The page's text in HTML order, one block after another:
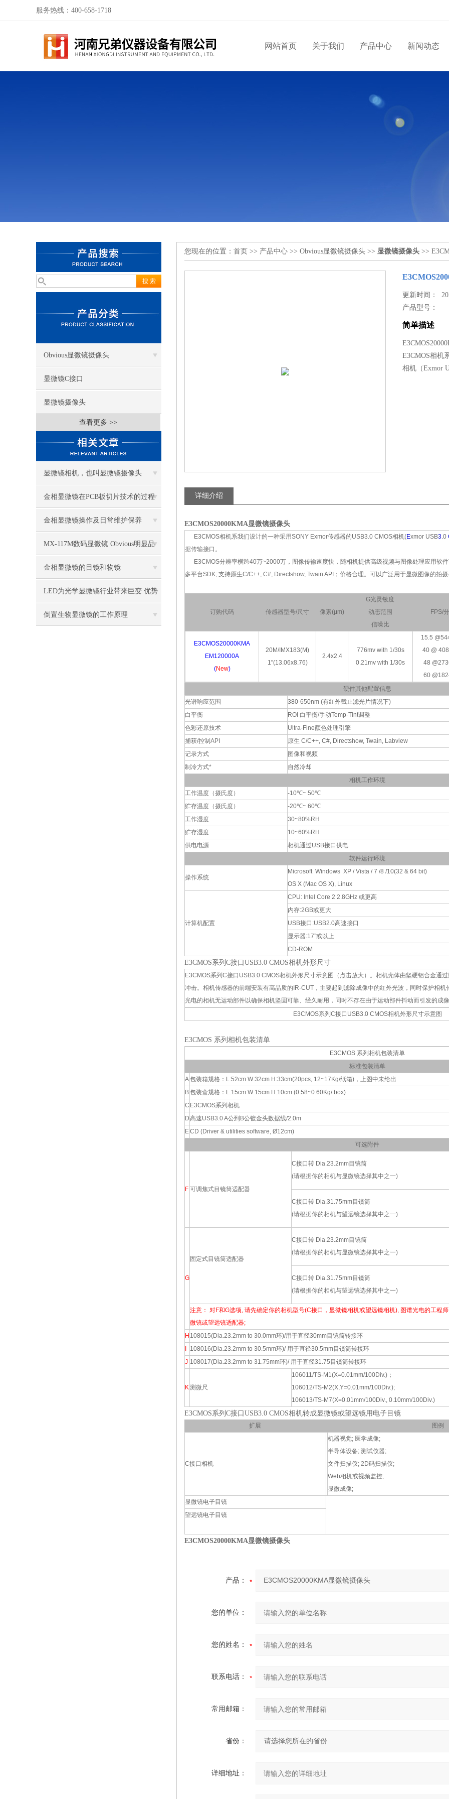
服务热线：400-658-1718
网站首页 关于我们 产品中心 新闻动态
Obvious显微镜摄像头
显微镜C接口
显微镜摄像头
查看更多 >>
显微镜相机，也叫显微镜摄像头
金相显微镜在PCB板切片技术的过程
控制中的作用
金相显微镜操作及日常维护保养
MX-117M数码显微镜 Obvious明显品
牌值得推荐
金相显微镜的目镜和物镜
LED为光学显微镜行业带来巨变 优势
比传统卤素更明显
倒置生物显微镜的工作原理
您现在的位置： 首页 >> 产品中心 >> Obvious显微镜摄像头 >> 显微镜摄像头 >>
更新时间：
产品型号：
简单描述
E3CMOS相机
相机（Exmor
详细介绍
E3CMOS20000KMA显微镜摄像头
E3CMOS相机系我们设计的一种采用SONY Exmor传感器的USB3.0 CMOS相机(Exmor USB3.0
据传输接口。
E3CMOS分辨率横跨40万~2000万，图像传输速度快，随相机提供高级视频与图像处理应用软
多平台SDK; 支持原生C/C++, C#, Directshow, Twain API；价格合理。可以广泛用于显微图像的拍摄
订购代码 传感器型号/尺寸 像素(μm)
G光灵敏度
动态范围
信噪比
FPS/
E3CMOS20000KMA
EM120000A
​(New)
20M/IMX183(M)
1"(13.06x8.76)
2.4x2.4
776mv with 1/30s
0.21mv with 1/30s
15.5
40 @
48
60
硬件其他配置信息
光谱响应范围
380-650nm (有红外截止滤光片情况下)
白平衡
ROI 白平衡/手动Temp-Tint调整
色彩还原技术
Ultra-Fine颜色处理引擎
捕获/控制API
原生 C/C++, C#, Directshow, Twain, Labview
记录方式
图像和视频
制冷方式*
自然冷却
相机工作环境
工作温度（摄氏度）
-10℃~ 50℃
贮存温度（摄氏度）
-20℃~ 60℃
工作湿度
30~80%RH
贮存湿度
10~60%RH
供电电源
相机通过USB接口供电
软件运行环境
操作系统
Microsoft Windows XP / Vista / 7 /8 /10(32 & 64 bit)
OS X (Mac OS X), Linux
计算机配置
CPU: Intel Core 2 2.8GHz 或更高
内存:2GB或更大
USB接口:USB2.0高速接口
显示器:17”或以上
CD-ROM
E3CMOS系列C接口USB3.0 CMOS相机外形尺寸
E3CMOS系列C接口USB3.0 CMOS相机外形尺寸示意图（点击放大）。相机壳体由坚硬铝合金通
冲击。相机传感器的前端安装有高品质的IR-CUT，主要起到滤除成像中的红外光波，同时保护相
光电的相机无运动部件以确保相机坚固可靠、经久耐用，同时不存在由于运动部件抖动而引发的成像
E3CMOS系列C接口USB3.0 CMOS相机外形尺寸示意图
E3CMOS 系列相机包装清单
E3CMOS 系列相机包装清单
标准包装清单
A包装箱规格：L:52cm W:32cm H:33cm(20pcs, 12~17Kg/纸箱)，上图中未给出
B包装盒规格：L:15cm W:15cm H:10cm (0.58~0.60Kg/ box)
C E3CMOS系列相机
D高速USB3.0 A公到B公镀金头数据线/2.0m
ECD (Driver & utilities software, Ø12cm)
可选附件
F 可调焦式目镜筒适配器
C接口转 Dia.23.2mm目镜筒
(请根据你的相机与显微镜选择其中之一)
C接口转 Dia.31.75mm目镜筒
(请根据你的相机与望远镜选择其中之一)
G
固定式目镜筒适配器
C接口转 Dia.23.2mm目镜筒
(请根据你的相机与显微镜选择其中之一)
C接口转 Dia.31.75mm目镜筒
(请根据你的相机与望远镜选择其中之一)
注意： 对F和G选项, 请先确定你的相机型号(C接口，显微镜相机或望远镜相机), 图谱光电的工程
微镜或望远镜适配器;
H 108015(Dia.23.2mm to 30.0mm环)/用于直径30mm目镜筒转接环
108016(Dia.23.2mm to 30.5mm环)/ 用于直径30.5mm目镜筒转接环
J 108017(Dia.23.2mm to 31.75mm环)/ 用于直径31.75目镜筒转接环
K测微尺
106011/TS-M1(X=0.01mm/100Div.)；
106012/TS-M2(X,Y=0.01mm/100Div.);
106013/TS-M7(X=0.01mm/100Div., 0.10mm/100Div.)
E3CMOS系列C接口USB3.0 CMOS相机转成显微镜或望远镜用电子目镜
扩展 图例
C接口相机
机器视觉; 医学成像;
半导体设备; 测试仪器;
文件扫描仪; 2D码扫描仪;
Web相机或视频监控;
显微成像;
显微镜电子目镜
望远镜电子目镜
E3CMOS20000KMA显微镜摄像头
产品：
您的单位：
您的姓名：
联系电话：
常用邮箱：
省份：
详细地址：